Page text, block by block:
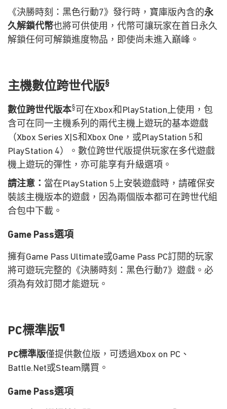
《決勝時刻：黑色行動7》發行時，寶庫版內含的永
久解鎖代幣也將可供使用，代幣可讓玩家在首日永久
解鎖任何可解鎖進度物品，即使尚未進入巔峰。
主機數位跨世代版§
數位跨世代版本§ 可在Xbox和PlayStation上使用，包
含可在同一主機系列的兩代主機上遊玩的基本遊戲
（Xbox Series X|S和Xbox One，或PlayStation 5和
PlayStation 4）。數位跨世代版提供玩家在多代遊戲
機上遊玩的彈性，亦可能享有升級選項。
請注意： 當在PlayStation 5上安裝遊戲時，請確保安
裝該主機版本的遊戲，因為兩個版本都可在跨世代組
合包中下載。
Game Pass選項
擁有Game Pass Ultimate或Game Pass PC訂閱的玩家
將可遊玩完整的《決勝時刻：黑色行動7》遊戲。必
須為有效訂閱才能遊玩。
PC標準版¶
PC標準版僅提供數位版，可透過Xbox on PC、
Battle.Net或Steam購買。
Game Pass選項